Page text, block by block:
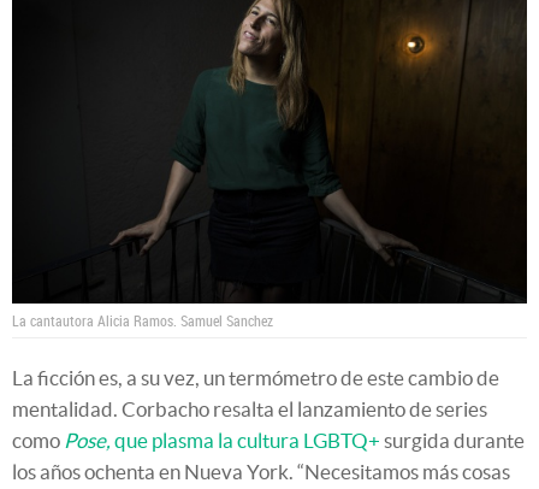
La cantautora Alicia Ramos. Samuel Sanchez
La ficción es, a su vez, un termómetro de este cambio de
mentalidad. Corbacho resalta el lanzamiento de series
como Pose, que plasma la cultura LGBTQ+ surgida durante
los años ochenta en Nueva York. “Necesitamos más cosas